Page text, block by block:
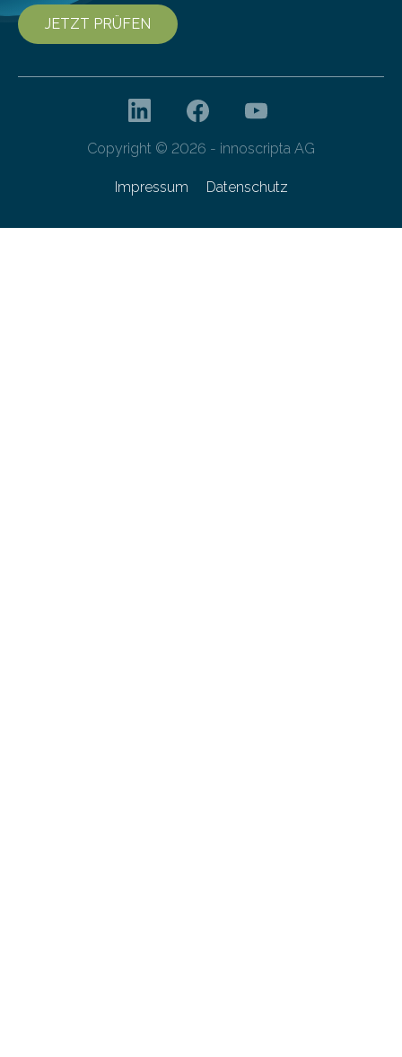
JETZT PRÜFEN
Copyright © 2026 - innoscripta AG
Impressum Datenschutz